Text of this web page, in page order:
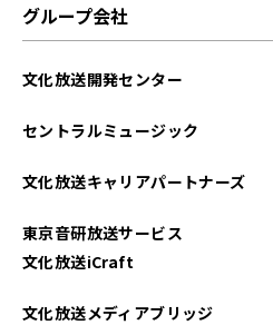
グループ会社
文化放送開発センター
セントラルミュージック
文化放送キャリアパートナーズ
東京音研放送サービス
文化放送iCraft
文化放送メディアブリッジ